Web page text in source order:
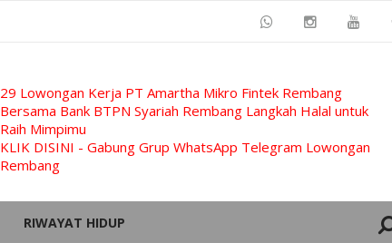
29 Lowongan Kerja PT Amartha Mikro Fintek Rembang
Bersama Bank BTPN Syariah Rembang Langkah Halal untuk
Raih Mimpimu
KLIK DISINI - Gabung Grup WhatsApp Telegram Lowongan
Rembang
RIWAYAT HIDUP